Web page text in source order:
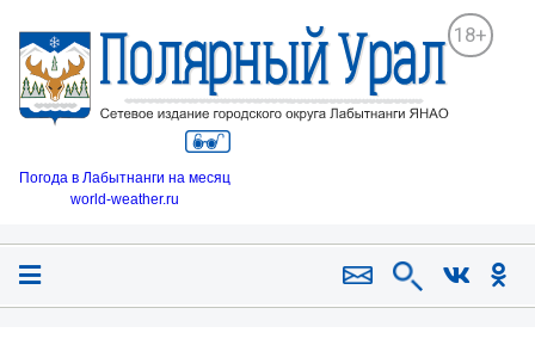
18+
Погода в Лабытнанги на месяц
world-weather.ru